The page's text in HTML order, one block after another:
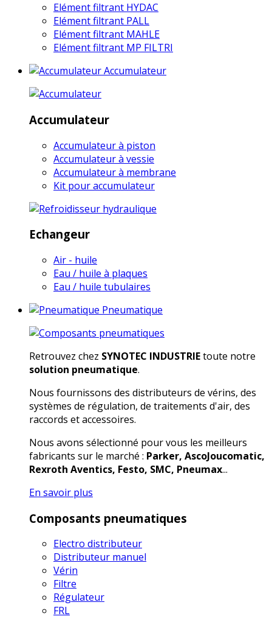
Elément filtrant HYDAC
Elément filtrant PALL
Elément filtrant MAHLE
Elément filtrant MP FILTRI
Accumulateur
Accumulateur
Accumulateur à piston
Accumulateur à vessie
Accumulateur à membrane
Kit pour accumulateur
Echangeur
Air - huile
Eau / huile à plaques
Eau / huile tubulaires
Pneumatique
Retrouvez chez SYNOTEC INDUSTRIEtoute notre
solution pneumatique.
Nous fournissons des distributeurs de vérins, des
systèmes de régulation, de traitements d'air, des
raccords et accessoires.
Nous avons sélectionné pour vous les meilleurs
fabricants sur le marché : Parker, AscoJoucomatic,
Rexroth Aventics, Festo, SMC, Pneumax...
En savoir plus
Composants pneumatiques
Electro distributeur
Distributeur manuel
Vérin
Filtre
Régulateur
FRL